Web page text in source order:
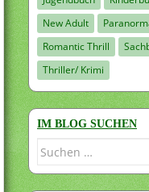
New Adult
Romantic Thrill
Thriller/ Krimi
IM BLOG SUCHEN
Suchen